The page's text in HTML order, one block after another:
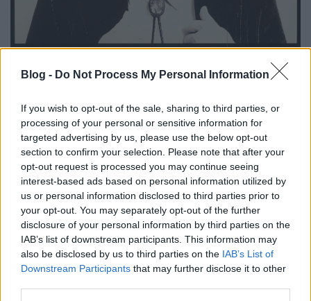
Blog - Do Not Process My Personal Information
If you wish to opt-out of the sale, sharing to third parties, or
processing of your personal or sensitive information for
targeted advertising by us, please use the below opt-out
section to confirm your selection. Please note that after your
opt-out request is processed you may continue seeing
interest-based ads based on personal information utilized by
us or personal information disclosed to third parties prior to
your opt-out. You may separately opt-out of the further
disclosure of your personal information by third parties on the
IAB’s list of downstream participants. This information may
also be disclosed by us to third parties on the IAB’s List of
Downstream Participants that may further disclose it to other
Stílus:folkrock
Kulcsdal: Everybody Needs You
Veirs kívülről-belülről ismeri az akusztikus folkos
zenei világ minden apró zugát, ezért érthető volt,
hogy legutóbbi lemezein óvatosan elkezdett a
dúsabb megszólalás felé nyitni (ezelőtt viszont
trióban hallhattuk:Neko Case -zel, k.d. lang gel). A
The Lookoutennek a hosszú évek óta magabiztosan
magas színvonalon teljesítő előadónak az újabb